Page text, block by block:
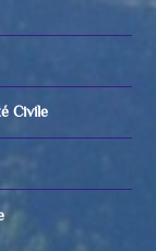
Civile